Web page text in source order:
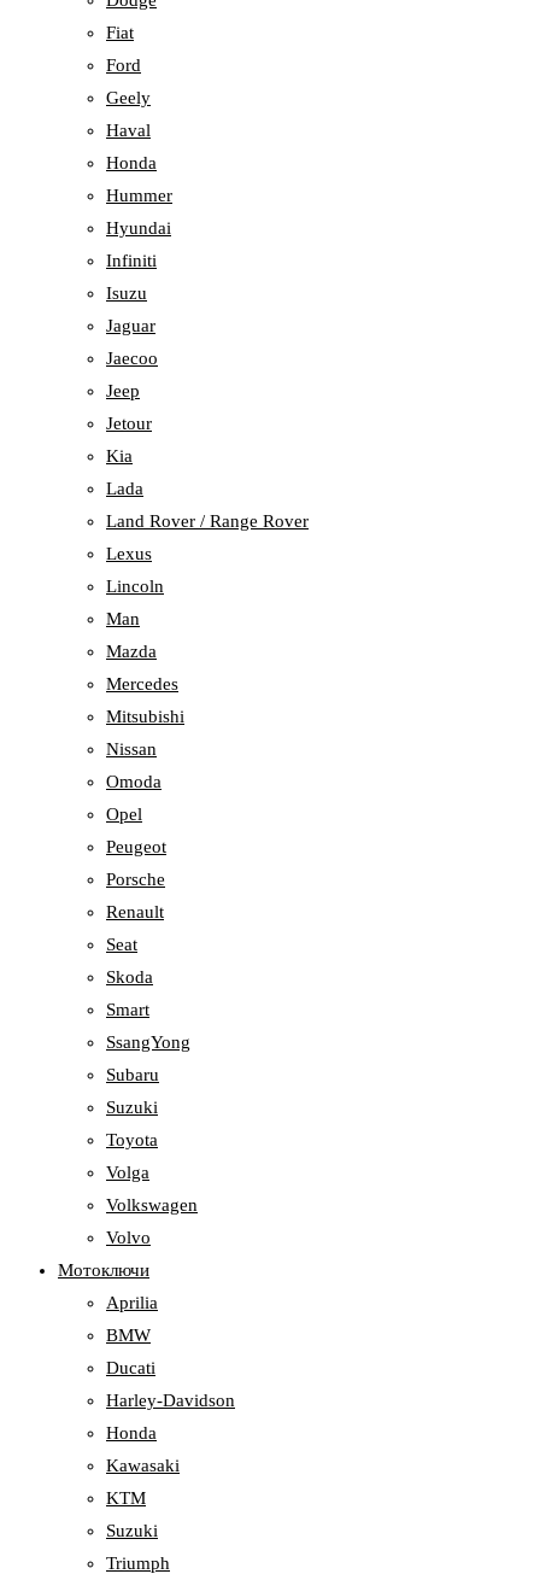
Fiat
Ford
Geely
Haval
Honda
Hummer
Hyundai
Infiniti
Isuzu
Jaguar
Jaecoo
Jeep
Jetour
Kia
Lada
Land Rover / Range Rover
Lexus
Lincoln
Man
Mazda
Mercedes
Mitsubishi
Nissan
Omoda
Opel
Peugeot
Porsche
Renault
Seat
Skoda
Smart
SsangYong
Subaru
Suzuki
Toyota
Volga
Volkswagen
Volvo
Мотоключи
Aprilia
BMW
Ducati
Harley-Davidson
Honda
Kawasaki
KTM
Suzuki
Triumph